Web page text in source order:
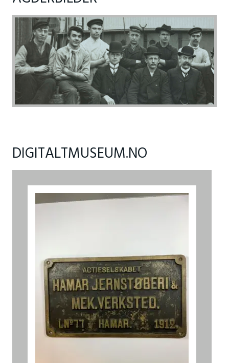
DIGITALTMUSEUM.NO